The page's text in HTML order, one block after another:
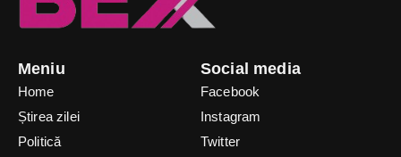
Meniu
Home
Știrea zilei
Politică
Social media
Facebook
Instagram
Twitter